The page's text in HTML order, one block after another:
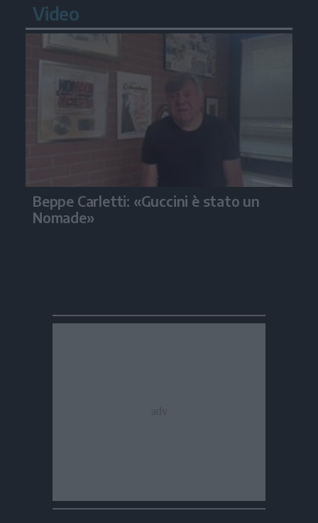
Video
Beppe Carletti: «Guccini è stato un
Nomade»